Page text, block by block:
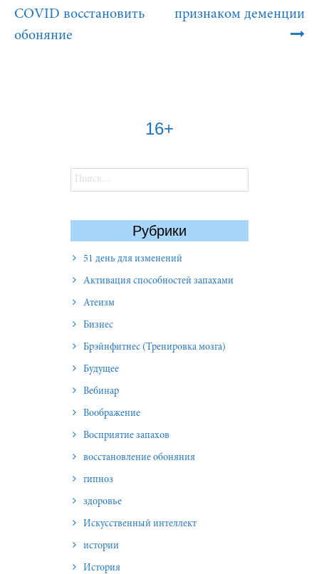
COVID восстановить
обоняние
признаком деменции
16+
Найти:
Рубрики
51 день для изменений
Активация способностей запахами
Атеизм
Бизнес
Брэйнфитнес (Тренировка мозга)
Будущее
Вебинар
Воображение
Восприятие запахов
восстановление обоняния
гипноз
здоровье
Искусственный интеллект
истории
История